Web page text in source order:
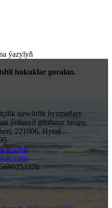
ýazylyň
hukuklar goralan.
işewürlik hyzmatlary
ýolunyň günbatar tarapy,
221006, Hytaý